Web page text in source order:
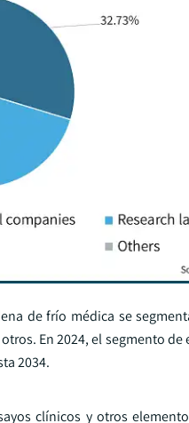
de frío médica se
En 2024, el segmento
2034.
clínicos y otros